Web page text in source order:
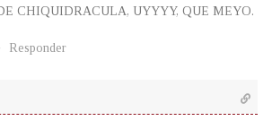
CHIQUIDRACULA, UYYYY, QUE MEYO.
Responder